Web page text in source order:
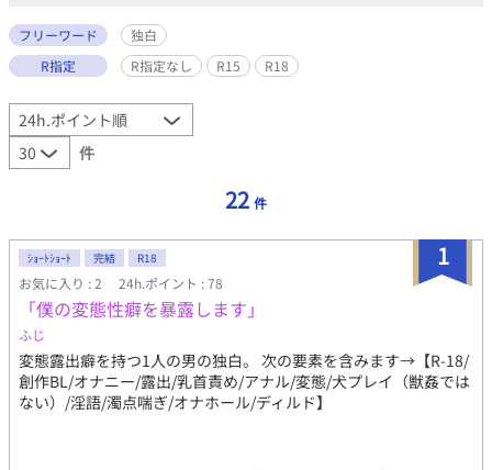
フリーワード
独白
R指定
R指定なし R15 R18
件
22 件
1
ｼｮｰﾄｼｮｰﾄ 完結 R18
お気に入り : 2 24h.ポイント : 78
「僕の変態性癖を暴露します」
ふじ
変態露出癖を持つ1人の男の独白。 次の要素を含みます→【R-18/
創作BL/オナニー/露出/乳首責め/アナル/変態/犬プレイ（獣姦では
ない）/淫語/濁点喘ぎ/オナホール/ディルド】